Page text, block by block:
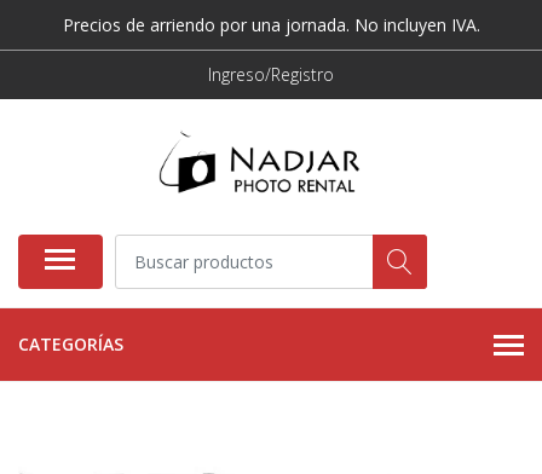
Precios de arriendo por una jornada. No incluyen IVA.
Ingreso/Registro
CATEGORÍAS